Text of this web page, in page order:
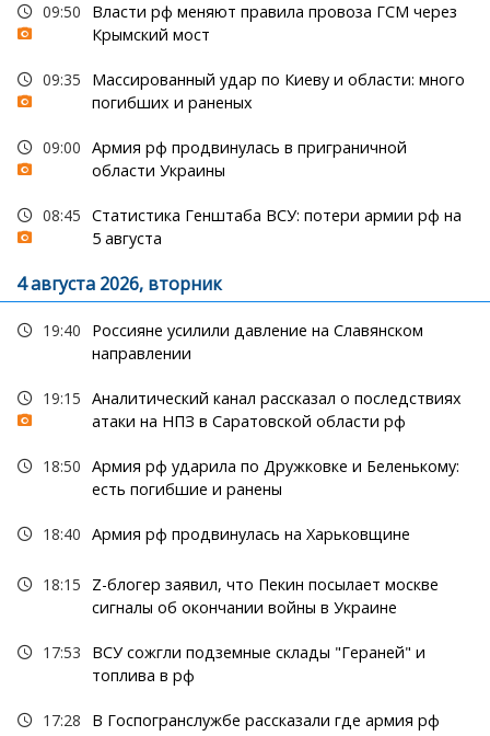
09:50
Власти рф меняют правила провоза ГСМ через
Крымский мост
09:35
Массированный удар по Киеву и области: много
погибших и раненых
09:00 Армия рф продвинулась в приграничной
области Украины
08:45 Статистика Генштаба ВСУ: потери армии рф на
5 августа
4 августа 2026, вторник
19:40
Россияне усилили давление на Славянском
направлении
19:15 Аналитический канал рассказал о последствиях
атаки на НПЗ в Саратовской области рф
18:50 Армия рф ударила по Дружковке и Беленькому:
есть погибшие и ранены
18:40 Армия рф продвинулась на Харьковщине
18:15
Z-блогер заявил, что Пекин посылает москве
сигналы об окончании войны в Украине
17:53
ВСУ сожгли подземные склады "Гераней" и
топлива в рф
17:28
В Госпогранслужбе рассказали где армия рф